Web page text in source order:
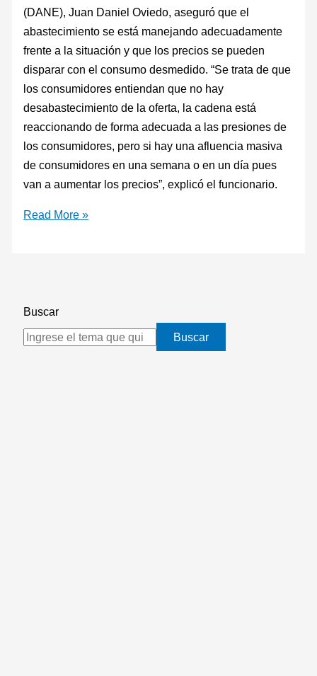
(DANE), Juan Daniel Oviedo, aseguró que el
abastecimiento se está manejando adecuadamente
frente a la situación y que los precios se pueden
disparar con el consumo desmedido. “Se trata de que
los consumidores entiendan que no hay
desabastecimiento de la oferta, la cadena está
reaccionando de forma adecuada a las presiones de
los consumidores, pero si hay una afluencia masiva
de consumidores en una semana o en un día pues
van a aumentar los precios”, explicó el funcionario.
Read More »
Buscar
Buscar